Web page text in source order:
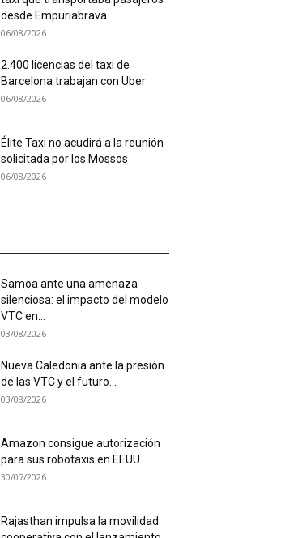
desde Empuriabrava
06/08/2026
2.400 licencias del taxi de
Barcelona trabajan con Uber
06/08/2026
Élite Taxi no acudirá a la reunión
solicitada por los Mossos
06/08/2026
Samoa ante una amenaza
silenciosa: el impacto del modelo
VTC en...
03/08/2026
Nueva Caledonia ante la presión
de las VTC y el futuro...
03/08/2026
Amazon consigue autorización
para sus robotaxis en EEUU
30/07/2026
Rajasthan impulsa la movilidad